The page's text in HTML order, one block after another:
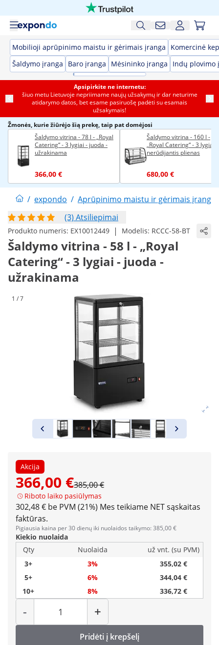
Mobilioji aprūpinimo maistu ir gėrimais įranga
Komercinė
Šaldymo įranga
Baro įranga Mėsininko įranga Indų plovimo
Apsipirkite ne internetu:
šiuo metu Lietuvoje nepriimame naujų užsakymų ir dar neturime
atidarymo datos, bet esame pasiruošę padėti su esamais
užsakymais!
Žmonės, kurie žiūrėjo šią prekę, taip pat domėjosi
Šaldymo vitrina - 78 l - „Royal
Catering“ - 3 lygiai - juoda -
užrakinama
366,00 €
Šaldymo vitrina - 160 l -
„Royal Catering“ - 3 lygiai -
nerūdijantis plienas
680,00 €
/ expondo / Aprūpinimo maistu ir gėrimais įranga
(3) Atsiliepimai
Produkto numeris: EX10012449 | Modelis: RCCC-58-BT
Šaldymo vitrina - 58 l - „Royal
Catering“ - 3 lygiai - juoda -
užrakinama
1 / 7
Akcija
366,00 €385,00 €
Riboto laiko pasiūlymas
302,48 € be PVM (21%) Mes teikiame NET sąskaitas
faktūras.
Pigiausia kaina per 30 dienų iki nuolaidos taikymo: 385,00 €
Kiekio nuolaida
Qty
Nuolaida
už vnt. (su PVM)
3+
3%
355,02 €
5+
6%
344,04 €
10+
8% 336,72 €
-
Kiekis
+
Pridėti į krepšelį